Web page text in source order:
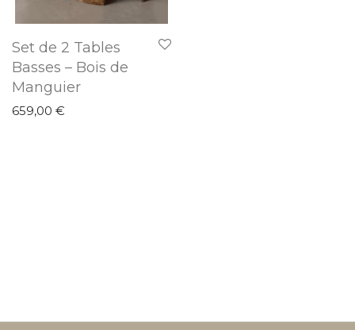
Set de 2 Tables
Basses – Bois de
Manguier
659,00 €